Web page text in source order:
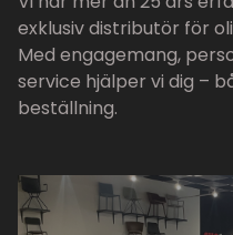
exklusiv distributör för
Med engagemang,
service hjälper vi dig –
beställning.